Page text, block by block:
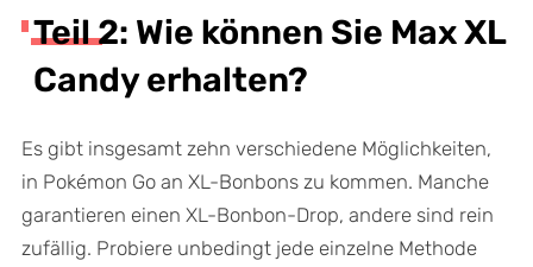
Teil 2: Wie können Sie Max XL
Candy erhalten?
Es gibt insgesamt zehn verschiedene Möglichkeiten,
in Pokémon Go an XL-Bonbons zu kommen. Manche
garantieren einen XL-Bonbon-Drop, andere sind rein
zufällig. Probiere unbedingt jede einzelne Methode